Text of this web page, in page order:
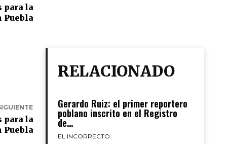
para la
para la
RELACIONADO
Gerardo Ruiz: el primer reportero
poblano inscrito en el Registro
de...
EL INCORRECTO